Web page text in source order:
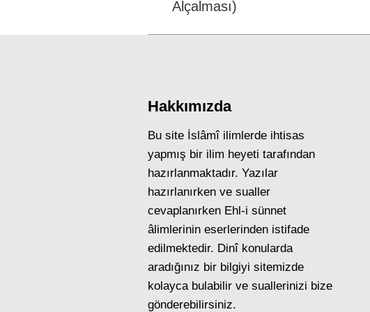
post:
Alçalması)
Hakkımızda
Bu site İslâmî ilimlerde ihtisas
yapmış bir ilim heyeti tarafından
hazırlanmaktadır. Yazılar
hazırlanırken ve sualler
cevaplanırken Ehl-i sünnet
âlimlerinin eserlerinden istifade
edilmektedir. Dinî konularda
aradığınız bir bilgiyi sitemizde
kolayca bulabilir ve suallerinizi bize
gönderebilirsiniz.